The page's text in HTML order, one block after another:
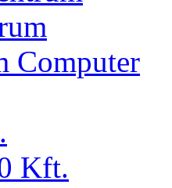
Computer
Kft.